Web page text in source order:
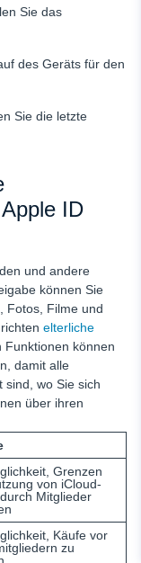
Sie das
des Geräts für den
Sie die letzte
ID
und andere
können Sie
Fotos, Filme und
elterliche
Funktionen können
damit alle
sind, wo Sie sich
über ihren
Grenzen
von iCloud-
Mitglieder
Käufe vor
zu